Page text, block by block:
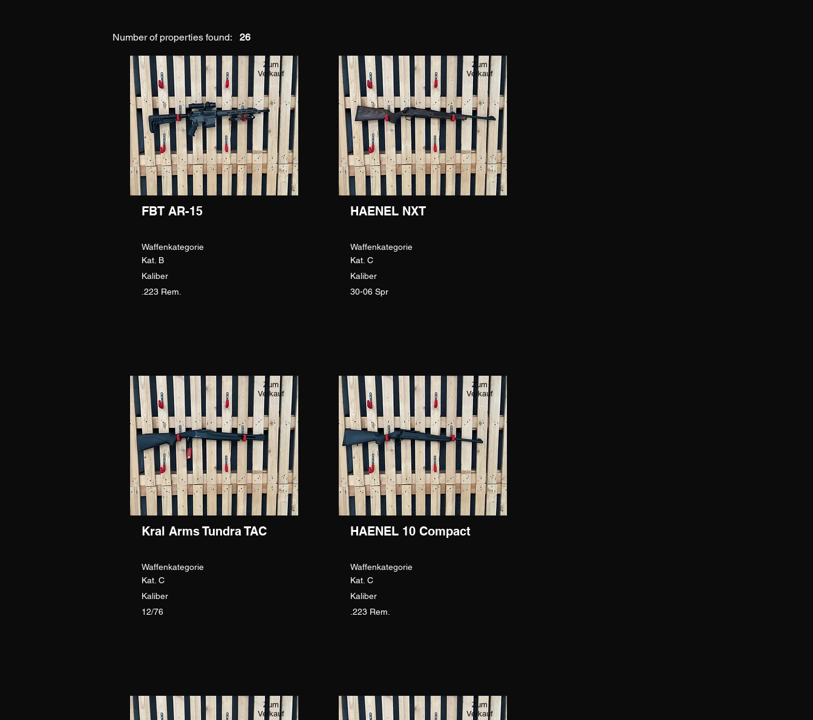
Number of properties found: 26
Zum
Verkauf
FBT AR-15
Waffenkategorie
Kat. B
Kaliber
.223 Rem.
Zum
Verkauf
Kral Arms Tundra TAC
Waffenkategorie
Kat. C
Kaliber
12/76
Zum
Verkauf
Zum
Verkauf
HAENEL NXT
Waffenkategorie
Kat. C
Kaliber
30-06 Spr
Zum
Verkauf
HAENEL 10 Compact
Waffenkategorie
Kat. C
Kaliber
.223 Rem.
Zum
Verkauf